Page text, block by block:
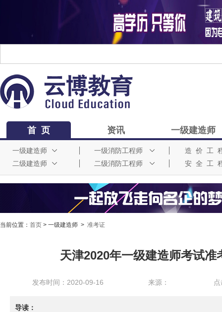
首 页
一级建造师 一级消防工程师
造 价 工
二级建造师
二级消防工程师 安 全 工
资讯 一级建造师
当前位置： 首页 > 一级建造师 > 准考证
天津2020年一级建造师考试准
发布时间：2020-09-16 来源：
导读：